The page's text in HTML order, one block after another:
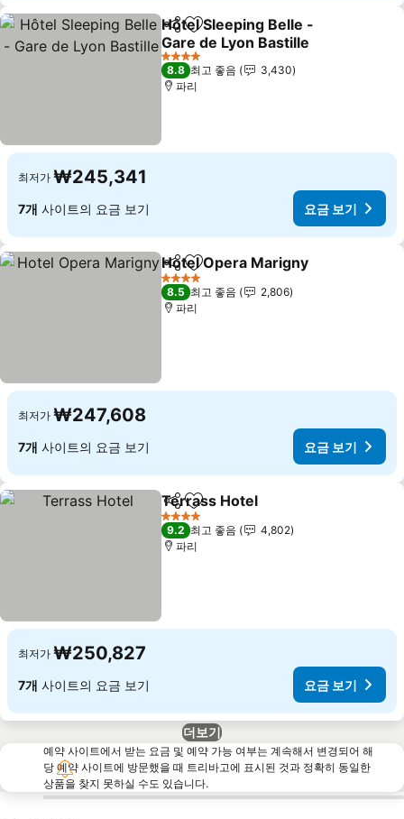
공유 즐겨찾기에 추가
Hôtel Sleeping Belle -
Gare de Lyon Bastille
4 성급
8.8 최고 좋음
3,430
파리
최저가 ₩245,341
7개 사이트의 요금 보기 요금 보기
공유 즐겨찾기에 추가
Hotel Opera Marigny
4 성급
8.5 최고 좋음
2,806
파리
최저가 ₩247,608
7개 사이트의 요금 보기 요금 보기
공유 즐겨찾기에 추가
Terrass Hotel
4 성급
9.2 최고 좋음
4,802
파리
최저가 ₩250,827
7개 사이트의 요금 보기 요금 보기
더보기
예약 사이트에서 받는 요금 및 예약 가능 여부는 계속해서 변경되어 해
당 예약 사이트에 방문했을 때 트리바고에 표시된 것과 정확히 동일한
상품을 찾지 못하실 수도 있습니다.